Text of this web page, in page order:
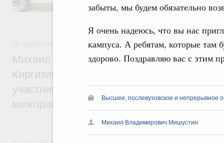
забыты, мы будем обязательно
Я очень надеюсь, что вы нас
кампуса. А ребятам, которые там
здорово. Поздравляю вас с этим
Высшее, послевузовское и непрерывное
Михаил Владимирович Мишустин
железнодорожных перевозок,
Евразийский экономический союз.
Михаил Мишустин принял участие во
Киргизии Садыра Жапарова с главами
участников заседания Евразийского
межправительственного совета
Вчера